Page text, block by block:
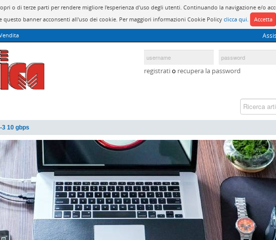
o di terze parti per rendere migliore l'esperienza d'uso degli utenti. Continuando la navigazione e/o
questo banner acconsenti all'uso dei cookie. Per maggiori informazioni Cookie Policy clicca qui. Accetta
registratio recupera la password
10 gbps